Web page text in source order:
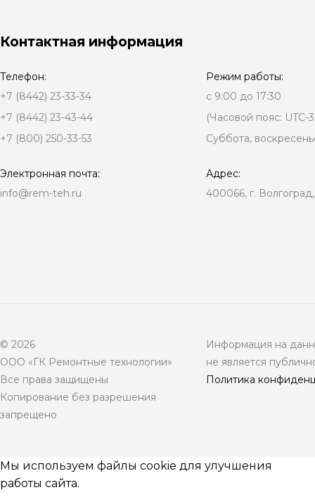
Контактная информация
Телефон:
+7 (8442) 23-33-34
+7 (8442) 23-43-44
+7 (800) 250-33-53
Режим работы:
с 9:00 до 17:30
(Часовой пояс: UTC-
Суббота,
Электронная почта:
info@rem-teh.ru
Адрес:
400066, г.
© 2026
ООО «ГК Ремонтные технологии»
Все права защищены
Копирование без разрешения
запрещено
Информация на
не является
Политика
Мы используем файлы cookie для улучшения
работы сайта.